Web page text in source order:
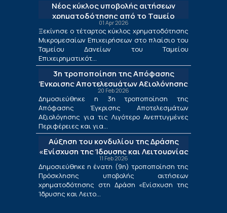
Νέος κύκλος υποβολής αιτήσεων
χρηματοδότησης από το Ταμείο
Δανείων του ΤΕΠΙΧ ΙΙΙ
01 Apr 2026
Ξεκίνησε ο τέταρτος κύκλος χρηματοδότησης
Μικρομεσαίων Επιχειρήσεων στο πλαίσιο του
Ταμείου Δανείων του Ταμείου
Επιχειρηματικότ...
3η τροποποίηση της Απόφασης
Έγκρισης Αποτελεσμάτων Αξιολόγησης
για τις Λιγότερο Ανεπτυγμένες
Περιφέρειες και για τις Περιφέρειες
Μετάβασης στο πλαίσιο της Δράσης
«Ενίσχυση της Ίδρυσης και Λειτουργίας
Νέων Μικρομεσαίων Τουριστικών
Επιχειρήσεων»
20 Feb 2026
Δημοσιεύθηκε η 3η τροποποίηση της
Απόφασης Έγκρισης Αποτελεσμάτων
Αξιολόγησης για τις Λιγότερο Ανεπτυγμένες
Περιφέρειες και για...
Αύξηση του κονδυλίου της Δράσης
«Ενίσχυση της Ίδρυσης και Λειτουργίας
Νέων Μικρομεσαίων Τουριστικών
Επιχειρήσεων»
11 Feb 2026
Δημοσιεύθηκε η ένατη (9η) τροποποίηση της
Πρόσκλησης υποβολής αιτήσεων
χρηματοδότησης στη Δράση «Ενίσχυση της
Ίδρυσης και Λειτο...